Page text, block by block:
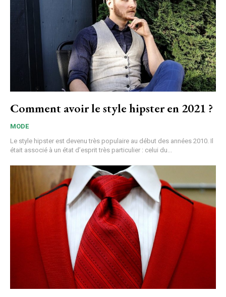
Comment avoir le style hipster en 2021 ?
MODE
Le style hipster est devenu très populaire au début des années 2010. Il
était associé à un état d’esprit très particulier : celui du...